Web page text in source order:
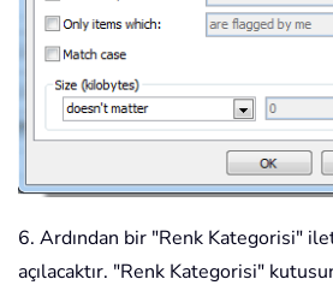
6. Ardından bir "Renk Kategorisi"
açılacaktır. "Renk Kategorisi"